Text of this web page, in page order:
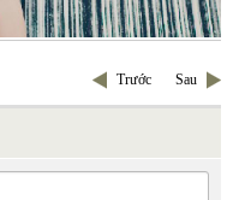
Trước Sau